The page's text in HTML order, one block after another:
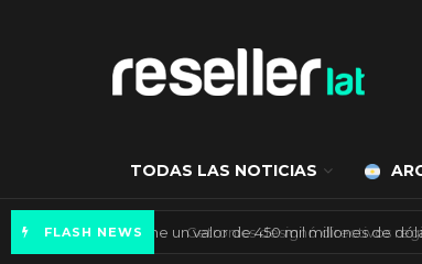
TODAS LAS NOTICIAS
FLASH NEWS Mercado de IA agéntica tiene un